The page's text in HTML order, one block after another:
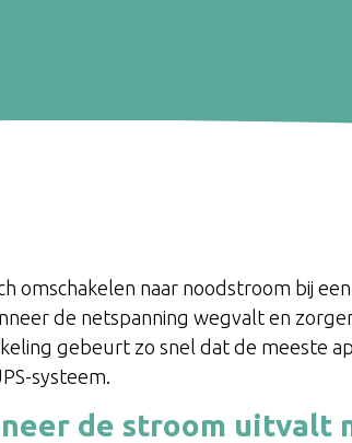
omschakelen naar noodstroom bij
de netspanning wegvalt en
gebeurt zo snel dat de meeste
systeem.
de stroom uitvalt